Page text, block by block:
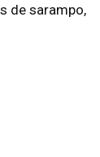
de sarampo,